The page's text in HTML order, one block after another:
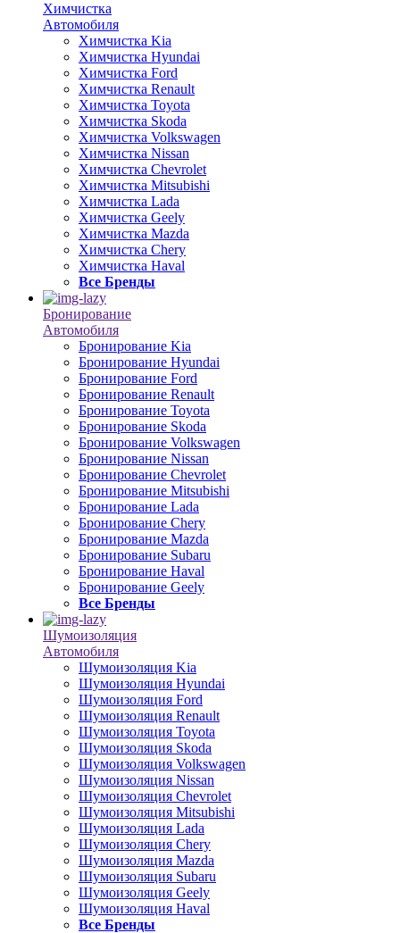
Химчистка
Автомобиля
Химчистка Kia
Химчистка Hyundai
Химчистка Ford
Химчистка Renault
Химчистка Toyota
Химчистка Skoda
Химчистка Volkswagen
Химчистка Nissan
Химчистка Chevrolet
Химчистка Mitsubishi
Химчистка Lada
Химчистка Geely
Химчистка Mazda
Химчистка Chery
Химчистка Haval
Все Бренды
Бронирование
Автомобиля
Бронирование Kia
Бронирование Hyundai
Бронирование Ford
Бронирование Renault
Бронирование Toyota
Бронирование Skoda
Бронирование Volkswagen
Бронирование Nissan
Бронирование Chevrolet
Бронирование Mitsubishi
Бронирование Lada
Бронирование Chery
Бронирование Mazda
Бронирование Subaru
Бронирование Haval
Бронирование Geely
Все Бренды
Шумоизоляция
Автомобиля
Шумоизоляция Kia
Шумоизоляция Hyundai
Шумоизоляция Ford
Шумоизоляция Renault
Шумоизоляция Toyota
Шумоизоляция Skoda
Шумоизоляция Volkswagen
Шумоизоляция Nissan
Шумоизоляция Chevrolet
Шумоизоляция Mitsubishi
Шумоизоляция Lada
Шумоизоляция Chery
Шумоизоляция Mazda
Шумоизоляция Subaru
Шумоизоляция Geely
Шумоизоляция Haval
Все Бренды